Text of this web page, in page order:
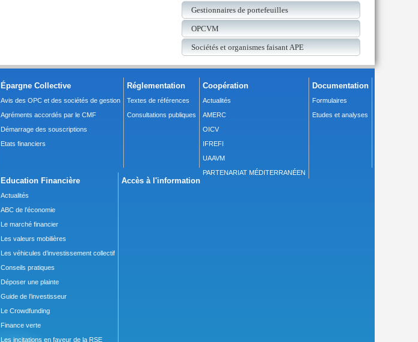
Gestionnaires de portefeuilles
OPCVM
Sociétés et organismes faisant APE
Épargne Collective
Avis des OPC et des sociétés de gestion
Agréments accordés par le CMF
Démarrage des souscriptions
Etats financiers
Réglementation
Textes de références
Consultations publiques
Coopération
Actualités
AMERC
OICV
IFREFI
UAAVM
PARTENARIAT MÉDITERRANÉEN
Documentation
Formulaires
Etudes et analyses
Education Financière
Actualités
ABC de l’économie
Le marché financier
Les valeurs mobilières
Les véhicules d’investissement collectif
Conseils pratiques
Déposer une plainte
Guide de l’investisseur
Le Crowdfunding
Finance verte
Les incitations en faveur de la RSE
Accès à l'information